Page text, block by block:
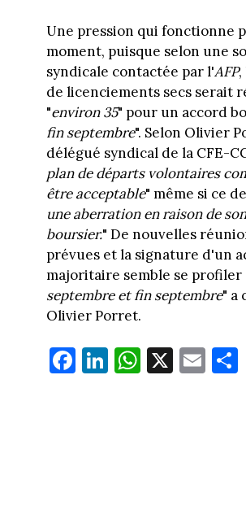
Une pression qui fonctionne
moment, puisque selon une
syndicale contactée par l'AFP,
de licenciements secs serait
"environ 35" pour un accord
fin septembre". Selon Olivier
délégué syndical de la CFE-
plan de départs volontaires
être acceptable" même si ce
une aberration en raison de
boursier." De nouvelles
prévues et la signature d'un
majoritaire semble se profiler
septembre et fin septembre" a
Olivier Porret.
Fa
ce
Li
nk
W
ha
X E
m
Pa